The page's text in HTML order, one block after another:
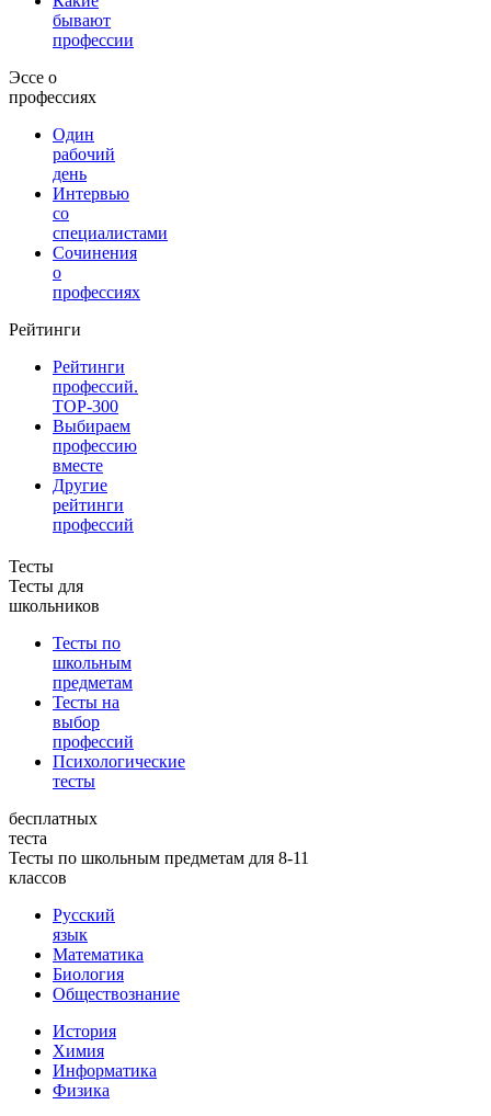
бывают
профессии
Эссе о
профессиях
Один
рабочий
день
Интервью
со
специалистами
Сочинения
о
профессиях
Рейтинги
Рейтинги
профессий.
TOP-300
Выбираем
профессию
вместе
Другие
рейтинги
профессий
Тесты
Тесты для
школьников
Тесты по
школьным
предметам
Тесты на
выбор
профессий
Психологические
тесты
бесплатных
теста
Тесты по школьным предметам для 8-11
классов
Русский
язык
Математика
Биология
Обществознание
История
Химия
Информатика
Физика